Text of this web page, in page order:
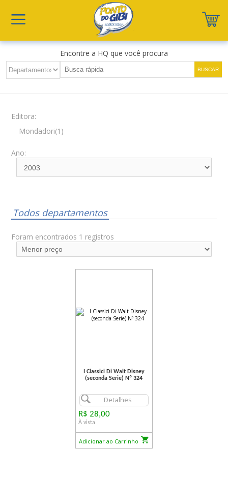
Encontre a HQ que você procura
Editora:
Mondadori(1)
Ano:
Todos departamentos
Foram encontrados 1 registros
I Classici Di Walt Disney
(seconda Serie) Nº 324
Detalhes
R$ 28,00
À vista
Adicionar ao Carrinho